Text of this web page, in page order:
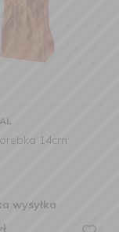
14cm
wysyłka